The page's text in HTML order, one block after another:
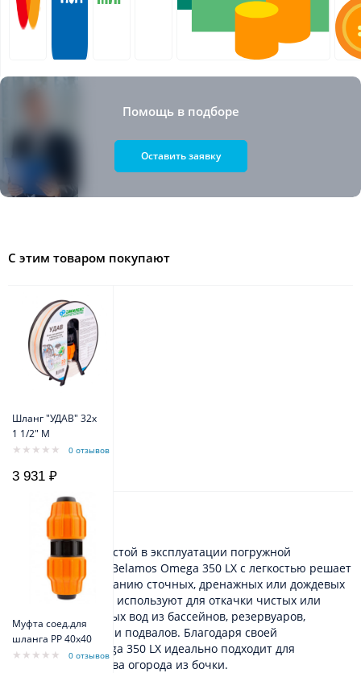
Помощь в подборе
Оставить заявку
С этим товаром покупают
Шланг "УДАВ" 32х
1 1/2" M
0 отзывов
3 931 ₽
Муфта соед.для
шланга РР 40х40
0 отзывов
Описание
Компактный и простой в эксплуатации погружной
дренажный насос Belamos Omega 350 LX с легкостью решает
задачи по откачиванию сточных, дренажных или дождевых
вод. Данный насос используют для откачки чистых или
слегка загрязненных вод из бассейнов, резервуаров,
погребов, канав или подвалов. Благодаря своей
конструкции, Omega 350 LX идеально подходит для
организации полива огорода из бочки.